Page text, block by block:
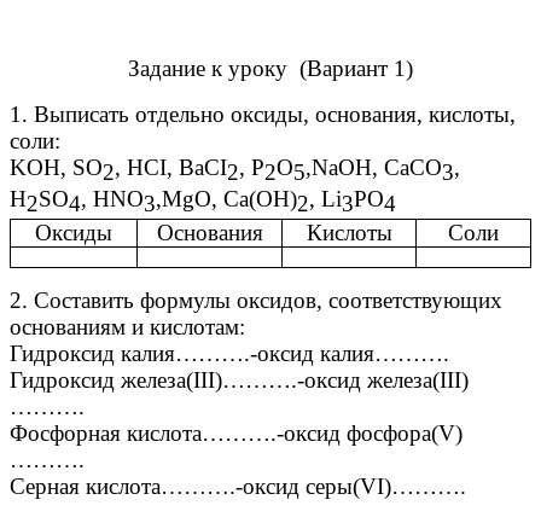
Задание к уроку (Вариант 1)
1. Выписать отдельно оксиды, основания, кислоты,
соли:
KOH, SO2, HCI, BaCI2, P2O5,NaOH, CaCO3,
H2SO4, HNO3,MgO, Ca(OH)2, Li3PO4
Оксиды
Основания Кислоты Соли
2. Составить формулы оксидов, соответствующих
основаниям и кислотам:
Гидроксид калия……….-оксид калия……….
Гидроксид железа(III)……….-оксид железа(III)
……….
Фосфорная кислота……….-оксид фосфора(V)
……….
Серная кислота……….-оксид серы(VI)……….